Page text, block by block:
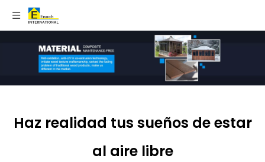
Haz realidad tus sueños de estar
al aire libre